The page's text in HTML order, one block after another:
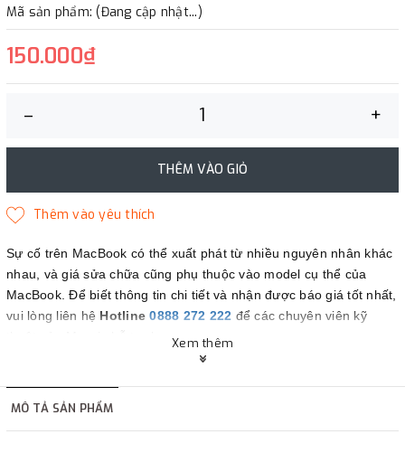
Mã sản phẩm: (Đang cập nhật...)
150.000₫
– +
THÊM VÀO GIỎ
Sự cố trên MacBook có thể xuất phát từ nhiều nguyên nhân khác
nhau, và giá sửa chữa cũng phụ thuộc vào model cụ thể của
MacBook. Để biết thông tin chi tiết và nhận được báo giá tốt nhất,
vui lòng liên hệ Hotline 0888 272 222 để các chuyên viên kỹ
thuật của Maczin hỗ trợ bạn.
Maczin - Đối tác tin cậy của bạn.
Xem thêm
MÔ TẢ SẢN PHẨM